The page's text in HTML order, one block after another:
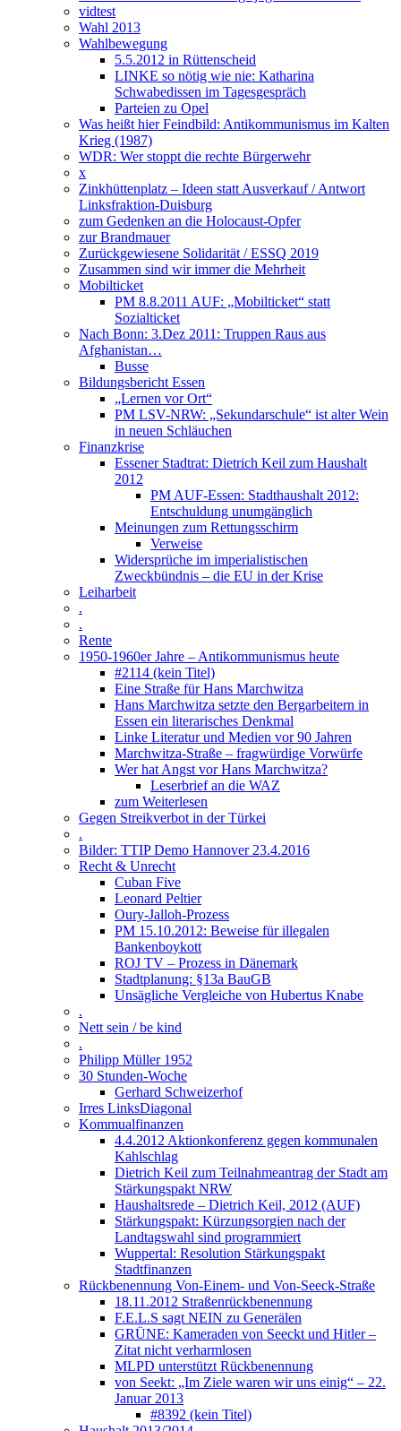
vidtest
Wahl 2013
Wahlbewegung
5.5.2012 in Rüttenscheid
LINKE so nötig wie nie: Katharina
Schwabedissen im Tagesgespräch
Parteien zu Opel
Was heißt hier Feindbild: Antikommunismus im Kalten
Krieg (1987)
WDR: Wer stoppt die rechte Bürgerwehr
x
Zinkhüttenplatz – Ideen statt Ausverkauf / Antwort
Linksfraktion-Duisburg
zum Gedenken an die Holocaust-Opfer
zur Brandmauer
Zurückgewiesene Solidarität / ESSQ 2019
Zusammen sind wir immer die Mehrheit
Mobilticket
PM 8.8.2011 AUF: „Mobilticket“ statt
Sozialticket
Nach Bonn: 3.Dez 2011: Truppen Raus aus
Afghanistan…
Busse
Bildungsbericht Essen
„Lernen vor Ort“
PM LSV-NRW: „Sekundarschule“ ist alter Wein
in neuen Schläuchen
Finanzkrise
Essener Stadtrat: Dietrich Keil zum Haushalt
2012
PM AUF-Essen: Stadthaushalt 2012:
Entschuldung unumgänglich
Meinungen zum Rettungsschirm
Verweise
Widersprüche im imperialistischen
Zweckbündnis – die EU in der Krise
Leiharbeit
.
.
Rente
1950-1960er Jahre – Antikommunismus heute
#2114 (kein Titel)
Eine Straße für Hans Marchwitza
Hans Marchwitza setzte den Bergarbeitern in
Essen ein literarisches Denkmal
Linke Literatur und Medien vor 90 Jahren
Marchwitza-Straße – fragwürdige Vorwürfe
Wer hat Angst vor Hans Marchwitza?
Leserbrief an die WAZ
zum Weiterlesen
Gegen Streikverbot in der Türkei
.
Bilder: TTIP Demo Hannover 23.4.2016
Recht & Unrecht
Cuban Five
Leonard Peltier
Oury-Jalloh-Prozess
PM 15.10.2012: Beweise für illegalen
Bankenboykott
ROJ TV – Prozess in Dänemark
Stadtplanung: §13a BauGB
Unsägliche Vergleiche von Hubertus Knabe
.
Nett sein / be kind
.
Philipp Müller 1952
30 Stunden-Woche
Gerhard Schweizerhof
Irres LinksDiagonal
Kommualfinanzen
4.4.2012 Aktionkonferenz gegen kommunalen
Kahlschlag
Dietrich Keil zum Teilnahmeantrag der Stadt am
Stärkungspakt NRW
Haushaltsrede – Dietrich Keil, 2012 (AUF)
Stärkungspakt: Kürzungsorgien nach der
Landtagswahl sind programmiert
Wuppertal: Resolution Stärkungspakt
Stadtfinanzen
Rückbenennung Von-Einem- und Von-Seeck-Straße
18.11.2012 Straßenrückbenennung
F.E.L.S sagt NEIN zu Generälen
GRÜNE: Kameraden von Seeckt und Hitler –
Zitat nicht verharmlosen
MLPD unterstützt Rückbenennung
von Seekt: „Im Ziele waren wir uns einig“ – 22.
Januar 2013
#8392 (kein Titel)